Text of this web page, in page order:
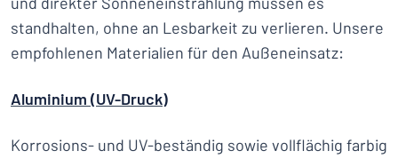
standhalten, ohne an Lesbarkeit zu verlieren. Unsere
empfohlenen Materialien für den Außeneinsatz:
Aluminium (UV-Druck)
Korrosions- und UV-beständig sowie vollflächig farbig